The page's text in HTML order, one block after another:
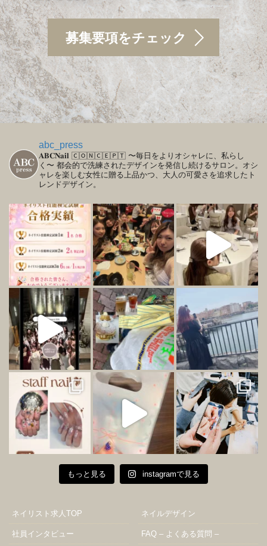
募集要項をチェック
abc_press
𝐀𝐁𝐂𝐍𝐚𝐢𝐥 🄲🄾🄽🄲🄴🄿🅃 〜毎日をよりオシャレに、私らし
く〜 都会的で洗練されたデザインを発信し続けるサロン。オシ
ャレを楽しむ女性に贈る上品かつ、大人の可愛さを追求したト
レンドデザイン。
もっと見る instagramで見る
ネイリスト求人TOP
社員インタビュー
ネイルデザイン
FAQ – よくある質問 –